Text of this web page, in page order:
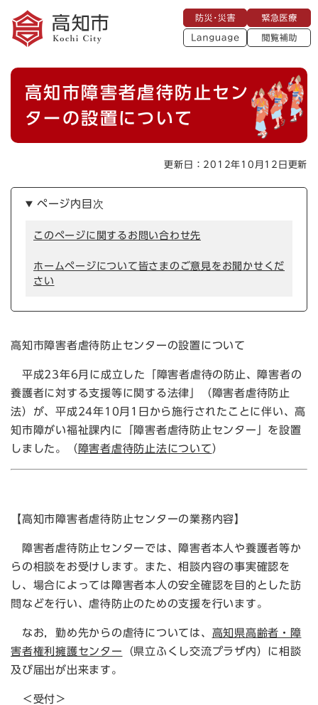
メニューを飛ばして本文へ
災
・
災
急
医
療
L
a
a
g
e
閲
助
本
高知市障害者虐待防止セン
ターの設置について
更新日：2012年10月12日更新
ページ内目次
このページに関するお問い合わせ先
ホームページについて皆さまのご意見をお聞かせくだ
さい
高知市障害者虐待防止センターの設置について
平成23年6月に成立した「障害者虐待の防止、障害者の
養護者に対する支援等に関する法律」（障害者虐待防止
法）が、平成24年10月1日から施行されたことに伴い、高
知市障がい福祉課内に「障害者虐待防止センター」を設置
しました。（ 障害者虐待防止法について ）
【高知市障害者虐待防止センターの業務内容】
障害者虐待防止センターでは 、
障害者本人や養護者等か
らの相談をお受けします。また 、相談内容の事実確認を
し 、 場合によっては障害者本人の安全確認を目的とした訪
問などを行い 、 虐待防止のための支援を行います。
なお，勤め先からの虐待については 、 高知県高齢者・障
害者権利擁護センター （県立ふくし交流プラザ内）に相談
及び届出が出来ます。
＜受付＞